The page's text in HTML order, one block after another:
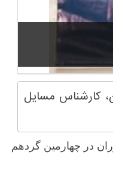
کارشناس مسایل
در چهارمین گردهم